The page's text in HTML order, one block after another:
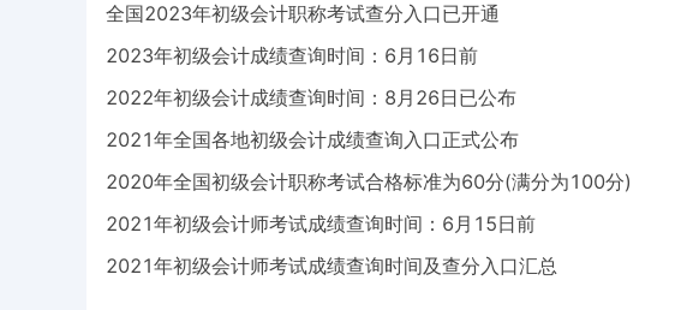
全国2023年初级会计职称考试查分入口已开通
2023年初级会计成绩查询时间：6月16日前
2022年初级会计成绩查询时间：8月26日已公布
2021年全国各地初级会计成绩查询入口正式公布
2020年全国初级会计职称考试合格标准为60分(满分为100分)
2021年初级会计师考试成绩查询时间：6月15日前
2021年初级会计师考试成绩查询时间及查分入口汇总